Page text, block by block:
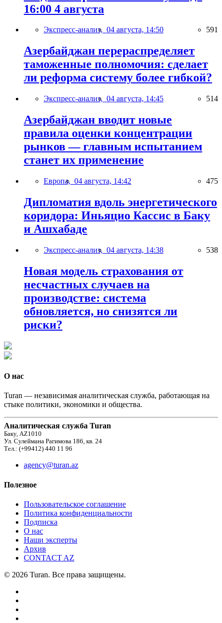
16:00 4 августа
Экспресс-анализ, 04 августа, 14:50 591
Азербайджан перераспределяет
таможенные полномочия: сделает
ли реформа систему более гибкой?
Экспресс-анализ, 04 августа, 14:45 514
Азербайджан вводит новые
правила оценки концентрации
рынков — главным испытанием
станет их применение
Европа, 04 августа, 14:42 475
Дипломатия вдоль энергетического
коридора: Иньяцио Кассис в Баку
и Ашхабаде
Экспресс-анализ, 04 августа, 14:38 538
Новая модель страхования от
несчастных случаев на
производстве: система
обновляется, но снизятся ли
риски?
О нас
Turan — независимая аналитическая служба, работающая на
стыке политики, экономики и общества.
Аналитическая служба Turan
Баку, AZ1010
Ул. Сулеймана Рагимова 186, кв. 24
Тел.: (+99412) 440 11 96
agency@turan.az
Полезное
Пользовательское соглашение
Политика конфиденциальности
Подписка
О нас
Наши эксперты
Архив
CONTACT AZ
© 2026 Turan. Все права защищены.